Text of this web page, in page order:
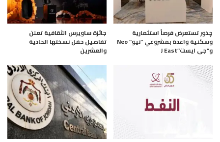
چذور تستعرض فرصاً استثمارية
وسكنية واعدة بمشروعي “نيو” Neo
و”جى ايست”J East
جائزة ساويرس الثقافية تعلن
تفاصيل حفل نسختها الحادية
والعشرين